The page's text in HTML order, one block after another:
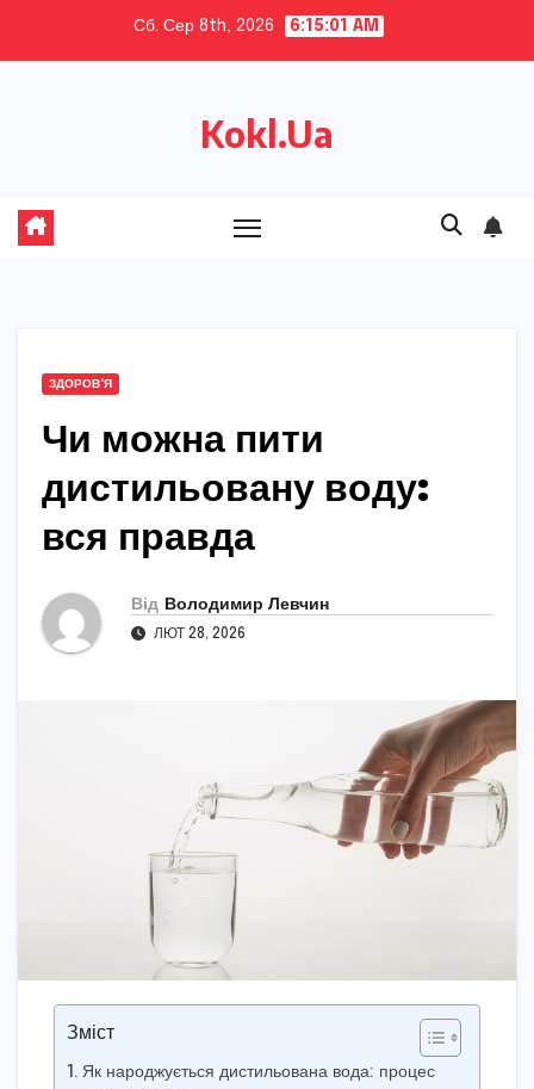
Сб. Сер 8th, 2026 6:15:02 AM
Kokl.Ua
ЗДОРОВ'Я
Чи можна пити
дистильовану воду:
вся правда
Від Володимир Левчин
ЛЮТ 28, 2026
Зміст
Як народжується дистильована вода: процес